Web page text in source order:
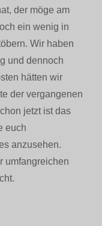
der möge am
ein wenig in
Wir haben
und dennoch
hätten wir
der vergangenen
jetzt ist das
euch
anzusehen.
umfangreichen